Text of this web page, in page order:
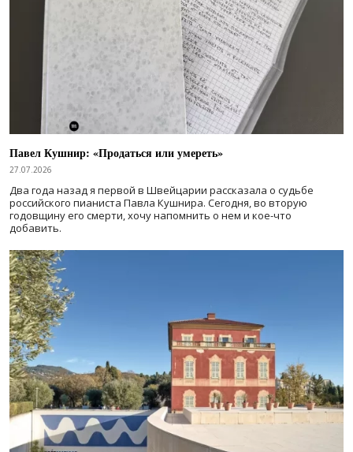
Павел Кушнир: «Продаться или умереть»
27.07.2026
Два года назад я первой в Швейцарии рассказала о судьбе
российского пианиста Павла Кушнира. Сегодня, во вторую
годовщину его смерти, хочу напомнить о нем и кое-что
добавить.